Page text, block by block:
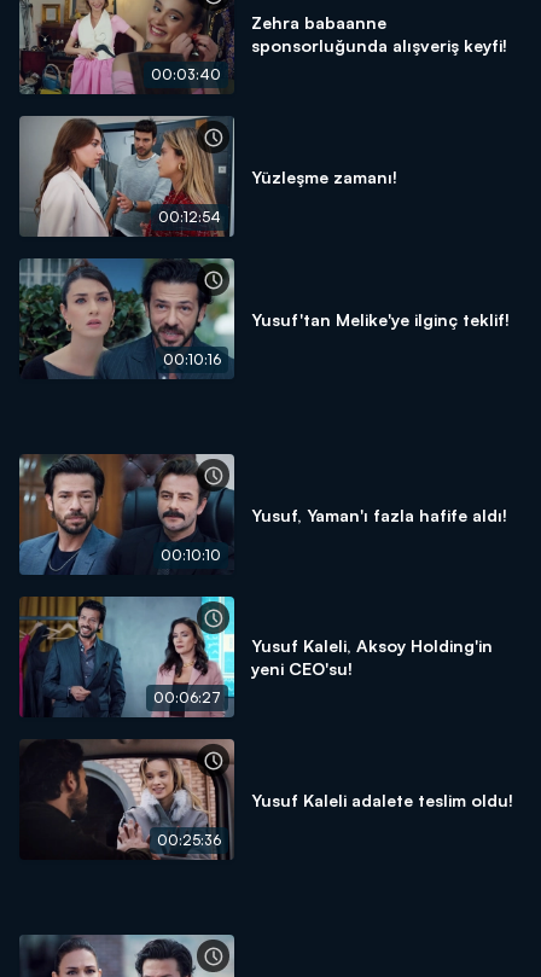
00:03:40
Zehra babaanne
sponsorluğunda alışveriş keyfi!
00:12:54
Yüzleşme zamanı!
00:10:16
Yusuf'tan Melike'ye ilginç teklif!
00:10:10
Yusuf, Yaman'ı fazla hafife aldı!
00:06:27
Yusuf Kaleli, Aksoy Holding'in
yeni CEO'su!
00:25:36
Yusuf Kaleli adalete teslim oldu!